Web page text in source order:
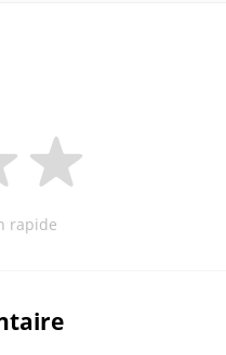
rapide